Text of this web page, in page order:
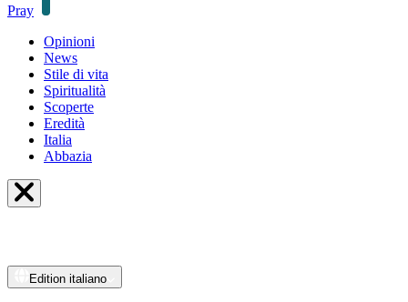
Pray
Opinioni
News
Stile di vita
Spiritualità
Scoperte
Eredità
Italia
Abbazia
Edition italiano